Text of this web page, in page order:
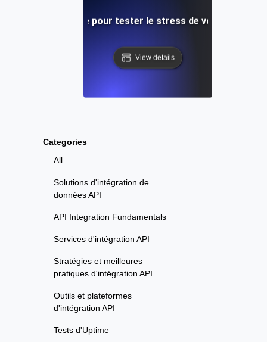
Categories
All
Solutions d'intégration de
données API
API Integration Fundamentals
Services d'intégration API
Stratégies et meilleures
pratiques d'intégration API
Outils et plateformes
d'intégration API
Tests d'Uptime
étape par étape pour tester le stress de votre API
View details